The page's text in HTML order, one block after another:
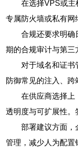
在选择VPS或主
专属防火墙或私有网
合规还要求明确
期的合规审计与第三
对于域名和证
防御常见的注入、跨
在供应商选择上
透明度与可扩展性。
部署建议方面，
管理，减少人为配置